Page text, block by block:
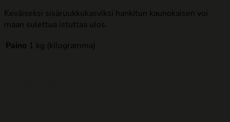
Keväiseksi sisäruukkukasviksi hankitun kaunokaisen voi
maan sulettua istuttaa ulos.
Paino 1 kg (kilogramma)